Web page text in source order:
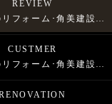
REVIEW
ム･角美建設株式会社の口コミ情報
CUSTMER
ム･角美建設株式会社のお客様の声